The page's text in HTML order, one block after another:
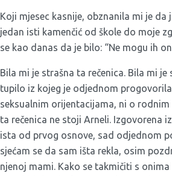
Koji mjesec kasnije, obznanila mi je
jedan isti kamenčić od škole do moje
se kao danas da je bilo: “Ne mogu ih
Bila mi je strašna ta rečenica. Bila mi
tupilo iz kojeg je odjednom
seksualnim orijentacijama, ni o
ta rečenica ne stoji Arneli. Izgovorena
ista od prvog osnove, sad odjednom
sjećam se da sam išta rekla, osim
njenoj mami. Kako se takmičiti s